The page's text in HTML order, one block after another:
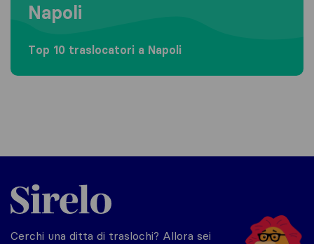
Napoli
Top 10 traslocatori a Napoli
Sirelo.it
Cerchi una ditta di traslochi? Allora sei